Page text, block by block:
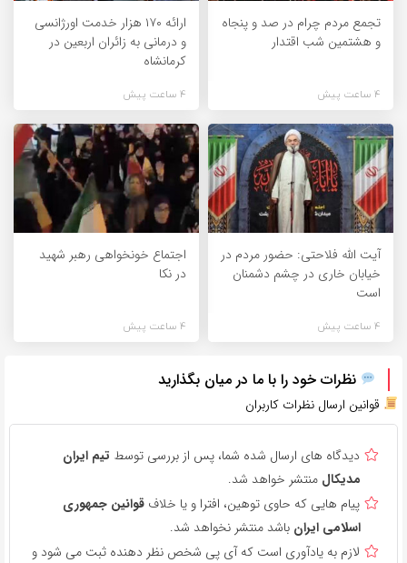
تجمع مردم چرام در صد و پنجاه
و هشتمین شب اقتدار
4 ساعت پیش
ارائه ۱۷۰ هزار خدمت اورژانسی
و درمانی به زائران اربعین در
کرمانشاه
4 ساعت پیش
آیت الله فلاحتی: حضور مردم در
خیابان خاری در چشم دشمنان
است
4 ساعت پیش
اجتماع خونخواهی رهبر شهید
در نکا
4 ساعت پیش
نظرات خود را با ما در میان بگذارید
قوانین ارسال نظرات کاربران
دیدگاه های ارسال شده شما، پس از بررسی توسط تیم ایران
مدیکال منتشر خواهد شد.
پیام هایی که حاوی توهین، افترا و یا خلاف قوانین جمهوری
اسلامی ایران باشد منتشر نخواهد شد.
لازم به یادآوری است که آی پی شخص نظر دهنده ثبت می شود و